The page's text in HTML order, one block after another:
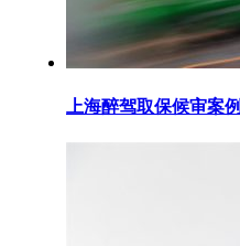
上海醉驾取保候审案例